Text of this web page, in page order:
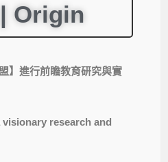
Origin
】進行前瞻教育研究與實
research and